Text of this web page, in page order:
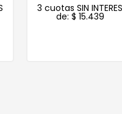
3 cuotas SIN INTERES
de: $ 15.439